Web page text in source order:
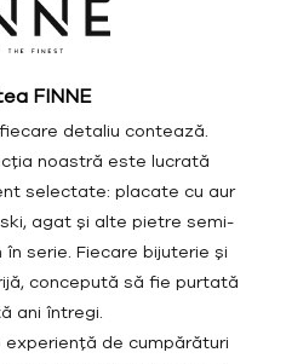
FINNE
detaliu contează.
noastră este lucrată
selectate: placate cu aur
agat și alte pietre semi-
serie. Fiecare bijuterie și
concepută să fie purtată
ani întregi.
de cumpărături